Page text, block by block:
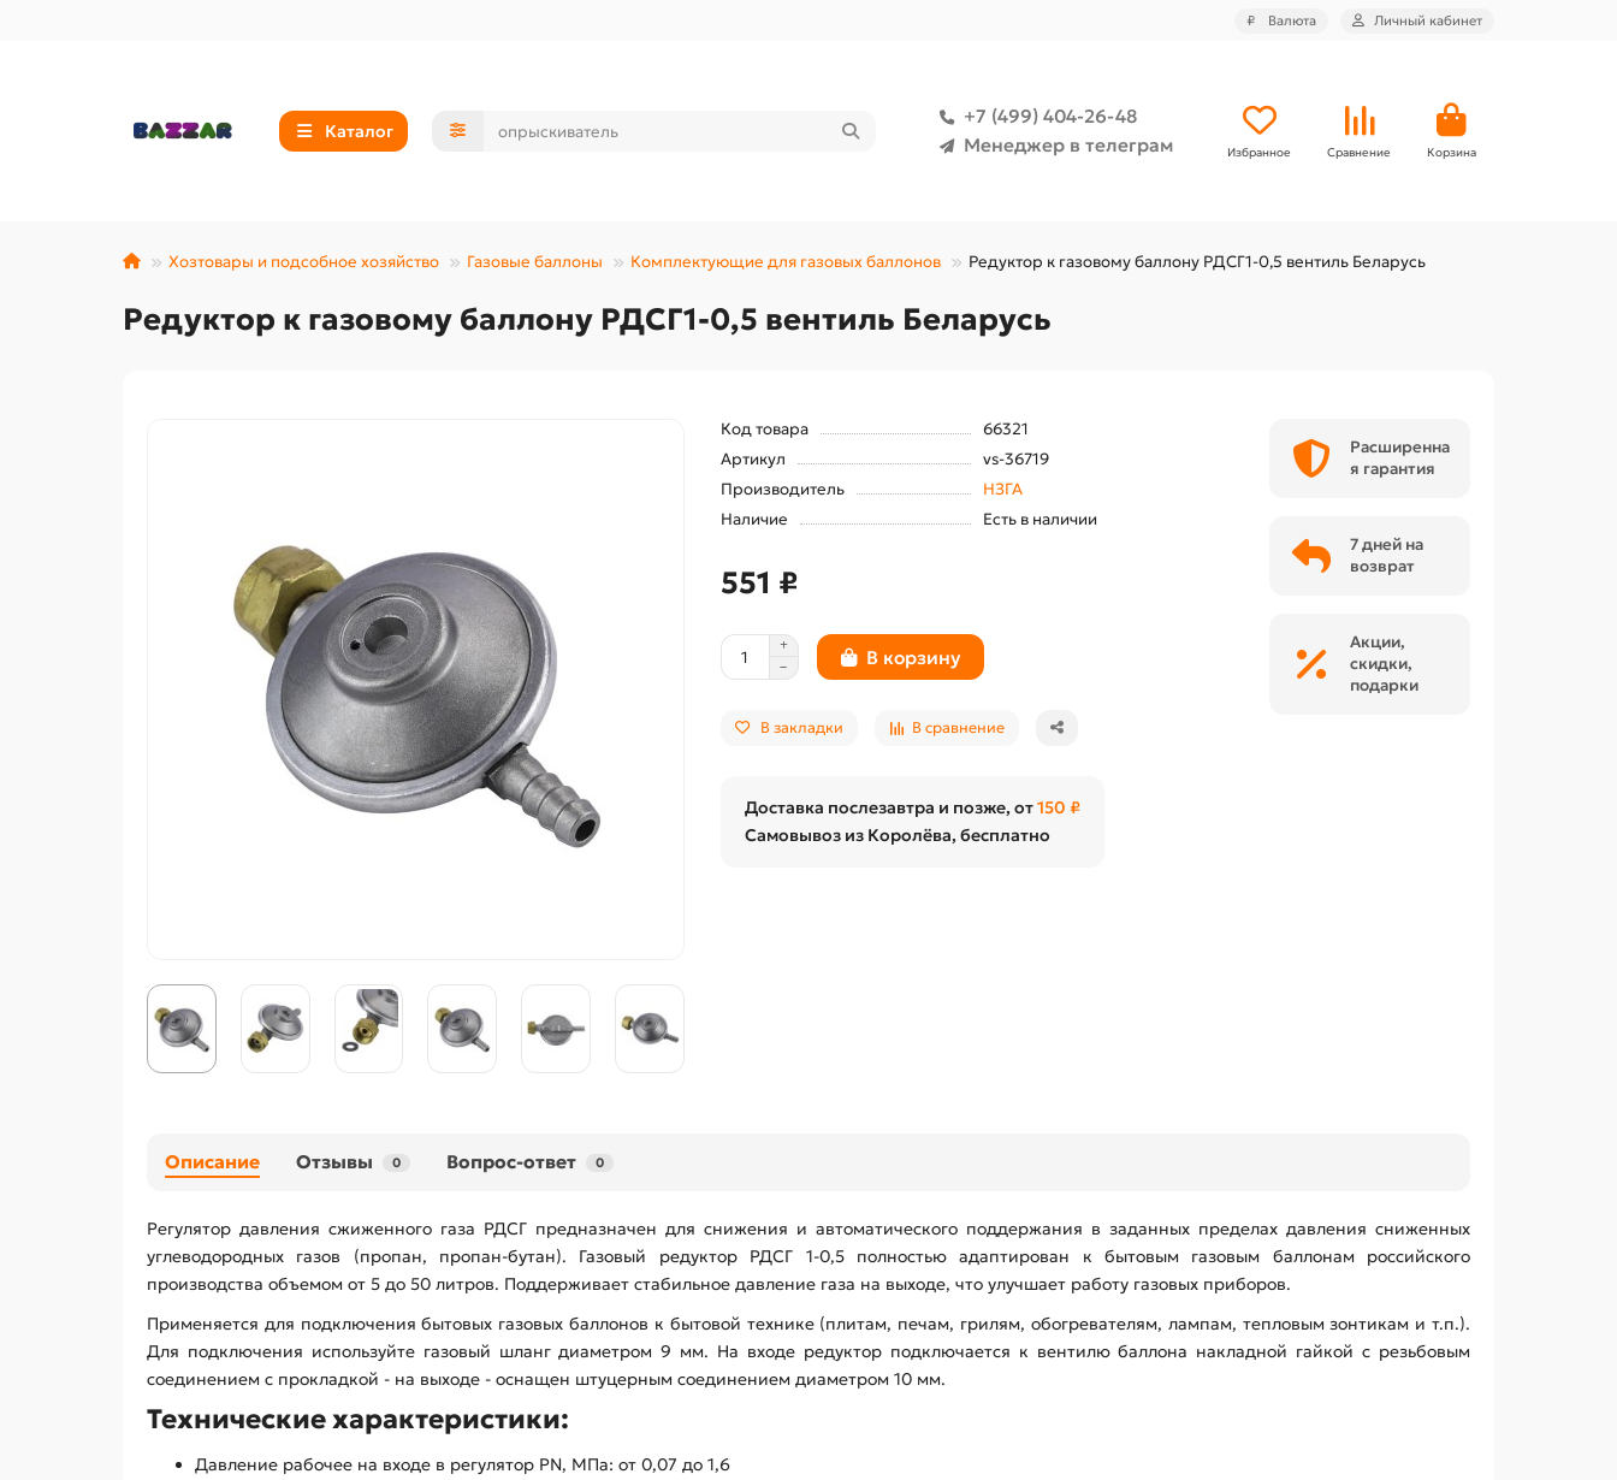
₽ Валюта Личный кабинет
Каталог
+7 (499) 404-26-48
Менеджер в телеграм
Избранное Сравнение Корзина
Хозтовары и подсобное хозяйство Газовые баллоны Комплектующие для газовых баллонов Редуктор к газовому баллону РДСГ1-0,5 вентиль Беларусь
Редуктор к газовому баллону РДСГ1-0,5 вентиль Беларусь
Код товара
66321
Артикул
vs-36719
Производитель
НЗГА
Наличие
Есть в наличии
551 ₽
В корзину
В закладки В сравнение
Доставка послезавтра и позже, от150 ₽
Самовывоз из Королёва, бесплатно
Расширенна
я гарантия
7 дней на
возврат
Акции,
скидки,
подарки
Описание Отзывы 0 Вопрос-ответ 0
Регулятор давления сжиженного газа РДСГ предназначен для снижения и автоматического поддержания в заданных пределах давления сниженных
углеводородных газов (пропан, пропан-бутан). Газовый редуктор РДСГ 1-0,5 полностью адаптирован к бытовым газовым баллонам российского
производства объемом от 5 до 50 литров. Поддерживает стабильное давление газа на выходе, что улучшает работу газовых приборов.
Применяется для подключения бытовых газовых баллонов к бытовой технике (плитам, печам, грилям, обогревателям, лампам, тепловым зонтикам и т.п.).
Для подключения используйте газовый шланг диаметром 9 мм. На входе редуктор подключается к вентилю баллона накладной гайкой с резьбовым
соединением с прокладкой - на выходе - оснащен штуцерным соединением диаметром 10 мм.
Технические характеристики:
Давление рабочее на входе в регулятор PN, МПа: от 0,07 до 1,6